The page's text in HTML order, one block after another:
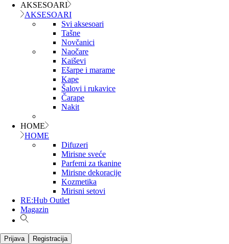
AKSESOARI
AKSESOARI
Svi aksesoari
Tašne
Novčanici
Naočare
Kaiševi
Ešarpe i marame
Kape
Šalovi i rukavice
Čarape
Nakit
HOME
HOME
Difuzeri
Mirisne sveće
Parfemi za tkanine
Mirisne dekoracije
Kozmetika
Mirisni setovi
RE:Hub Outlet
Magazin
Prijava Registracija